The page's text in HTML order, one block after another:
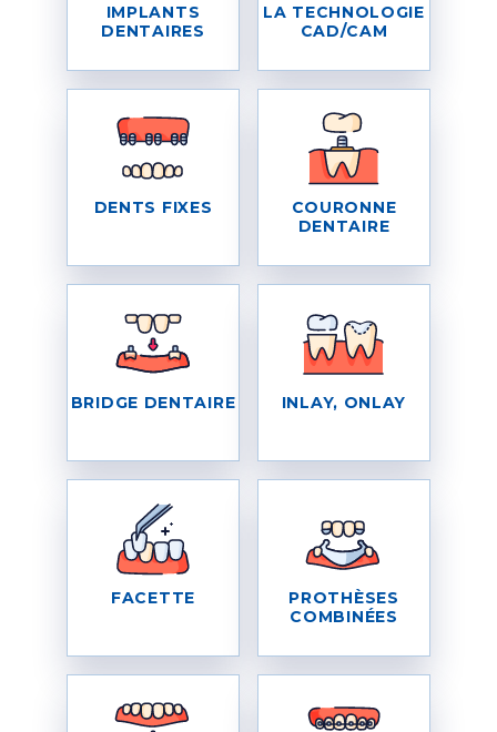
IMPLANTS
DENTAIRES
LA TECHNOLOGIE
CAD/CAM
DENTS FIXES
COURONNE
DENTAIRE
BRIDGE DENTAIRE INLAY, ONLAY
FACETTE
PROTHÈSES
COMBINÉES